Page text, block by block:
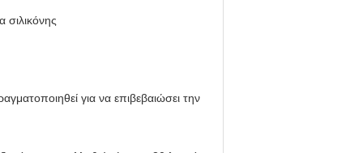
σιλικόνης
για να επιβεβαιώσει την